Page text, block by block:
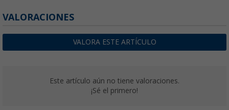
VALORACIONES
VALORA ESTE ARTÍCULO
Este artículo aún no tiene valoraciones.
¡Sé el primero!